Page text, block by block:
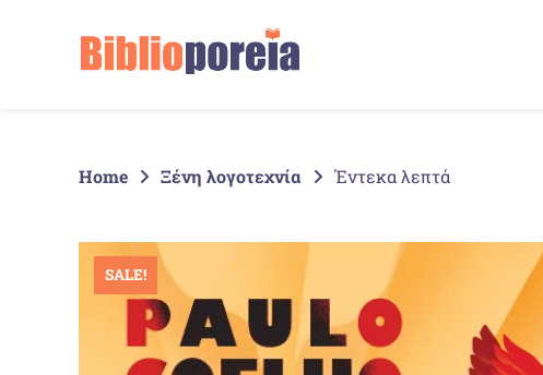
Home Ξένη λογοτεχνία Έντεκα λεπτά
SALE!